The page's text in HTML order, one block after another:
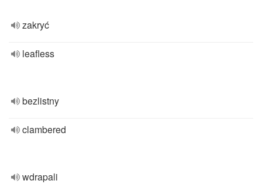
zakryć
leafless
bezlistny
clambered
wdrapali